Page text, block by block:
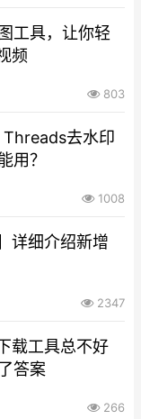
工具，让你轻
频
803
去水印
用？
1008
详细介绍新增
2347
载工具总不好
答案
266